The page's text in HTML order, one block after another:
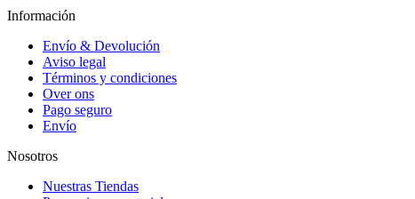
Información
Envío & Devolución
Aviso legal
Términos y condiciones
Over ons
Pago seguro
Envío
Nosotros
Nuestras Tiendas